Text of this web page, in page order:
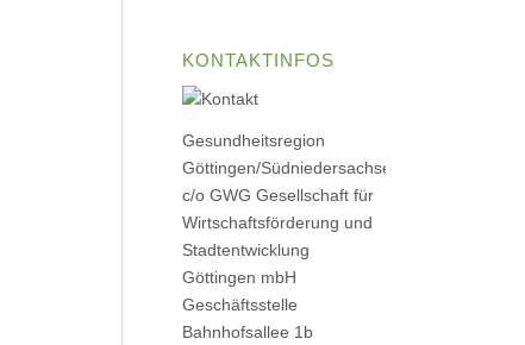
KONTAKTINFOS
Gesundheitsregion
Göttingen/Südniedersachsen
c/o GWG Gesellschaft für
Wirtschaftsförderung und
Stadtentwicklung
Göttingen mbH
Geschäftsstelle
Bahnhofsallee 1b